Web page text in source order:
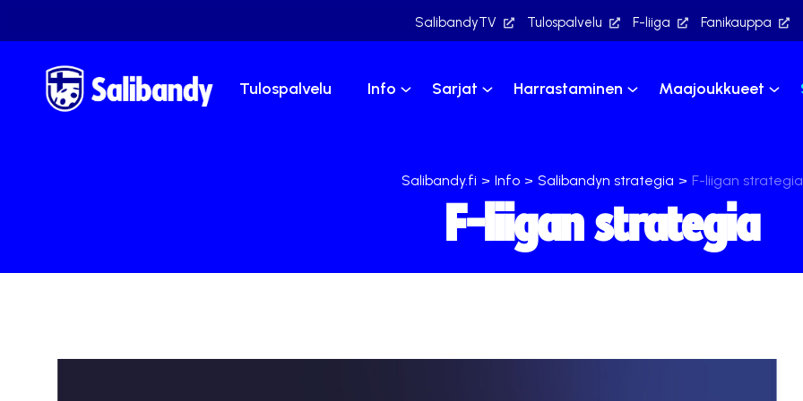
SalibandyTV Tulospalvelu F-liiga Fanikauppa
Tulospalvelu Info Sarjat Harrastaminen Maajoukkueet
Salibandy.fi > Info > Salibandyn strategia > F-liigan strategia
F-liigan strategia